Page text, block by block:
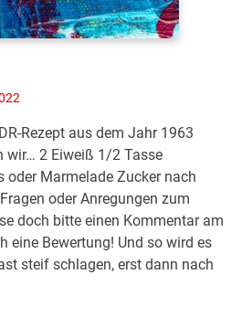
Rezept aus dem Jahr 1963
wir… 2 Eiweiß 1/2 Tasse
oder Marmelade Zucker nach
oder Anregungen zum
doch bitte einen Kommentar am
eine Bewertung! Und so wird es
steif schlagen, erst dann nach